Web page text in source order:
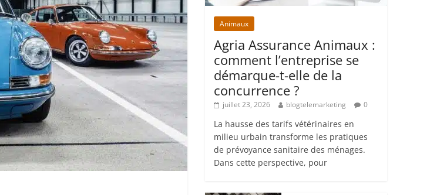
Animaux
Agria Assurance Animaux :
comment l’entreprise se
démarque-t-elle de la
concurrence ?
juillet 23, 2026 blogtelemarketing 0
La hausse des tarifs vétérinaires en
milieu urbain transforme les pratiques
de prévoyance sanitaire des ménages.
Dans cette perspective, pour